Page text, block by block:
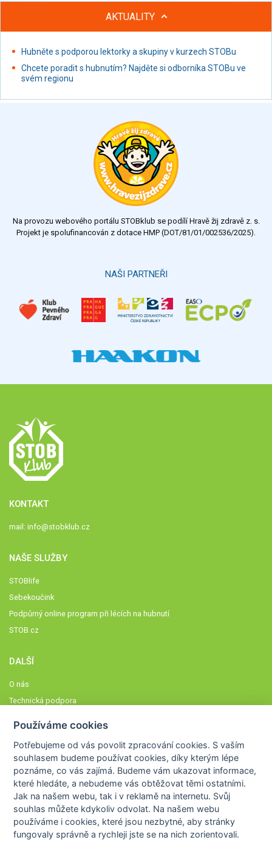
AKTUALITY
Hubněte s podporou lektorky a skupiny v kurzech STOBu
Chcete poradit s hubnutím? Najděte si odborníka STOBu ve
svém regionu
Na provozu webového portálu STOBklub se podílí Hravě žij zdravě z. s.
Projekt je spolufinancován z dotace HMP (DOT/81/01/002536/2025).
NAŠI PARTNEŘI
KONTAKT
mail: info@stobklub.cz
NAŠE SLUŽBY
STOBlife
Sebekoučink
Podpůrný online program při lécích na hubnutí
STOB.cz
DALŠÍ
O nás
Technická podpora
Členové STOBklubu
Zásady nakládání s osobními údaji
Otestujte se
Spočítejte si
Výzva 52
Používáme cookies
Potřebujeme od vás povolit zpracování cookies. S vaším
souhlasem budeme používat cookies, díky kterým lépe
poznáme,co vás zajímá. Budeme vám ukazovat informace,
které hledáte, a nebudeme vás obtěžovat těmi ostatními.
Jak na našem webu, tak i v reklamě na internetu. Svůj
souhlas můžete kdykoliv odvolat. Na našem webu
používáme i cookies, které jsou nezbytné, aby stránky
fungovaly správně a rychleji jste se na nich zorientovali.